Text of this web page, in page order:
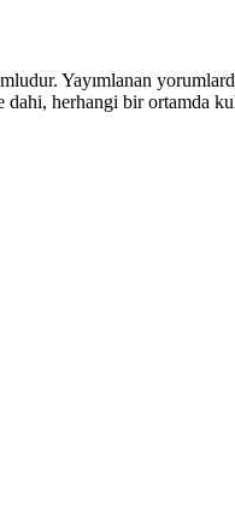
Yayımlanan
dahi, herhangi bir ortamda